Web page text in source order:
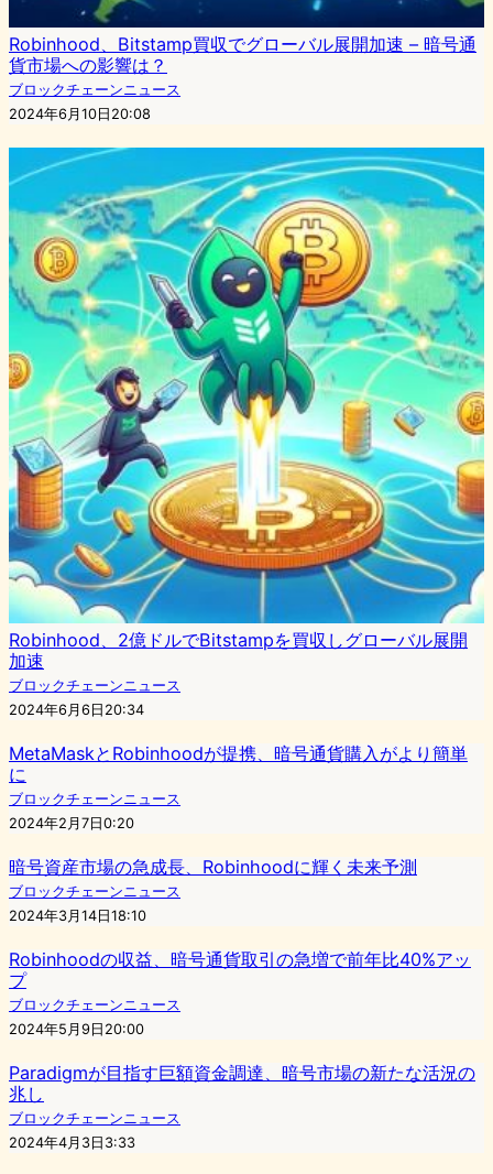
Robinhood、Bitstamp買収でグローバル展開加速 – 暗号通
貨市場への影響は？
ブロックチェーンニュース
2024年6月10日20:08
Robinhood、2億ドルでBitstampを買収しグローバル展開
加速
ブロックチェーンニュース
2024年6月6日20:34
MetaMaskとRobinhoodが提携、暗号通貨購入がより簡単
に
ブロックチェーンニュース
2024年2月7日0:20
暗号資産市場の急成長、Robinhoodに輝く未来予測
ブロックチェーンニュース
2024年3月14日18:10
Robinhoodの収益、暗号通貨取引の急増で前年比40%アッ
プ
ブロックチェーンニュース
2024年5月9日20:00
Paradigmが目指す巨額資金調達、暗号市場の新たな活況の
兆し
ブロックチェーンニュース
2024年4月3日3:33